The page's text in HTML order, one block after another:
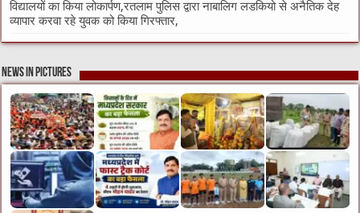
विद्यालयों का किया लोकार्पण,रतलाम पुलिस द्वारा नाबालिग लडकियो से अनैतिक देह
व्यापार करवा रहे युवक को किया गिरफ्तार,
News in Pictures